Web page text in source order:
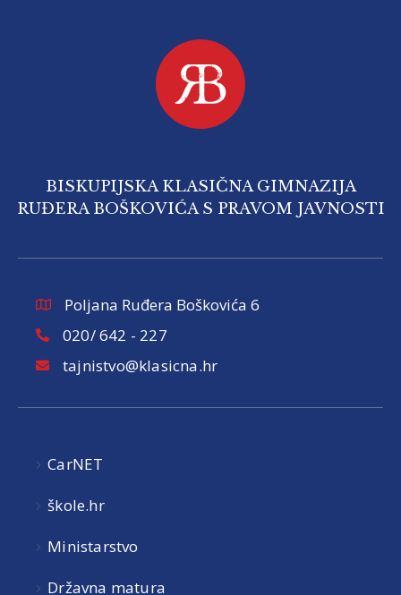
BISKUPIJSKA KLASIČNA GIMNAZIJA
RUĐERA BOŠKOVIĆA S PRAVOM JAVNOSTI
Poljana Ruđera Boškovića 6
020/ 642 - 227
tajnistvo@klasicna.hr
CarNET
škole.hr
Ministarstvo
Državna matura